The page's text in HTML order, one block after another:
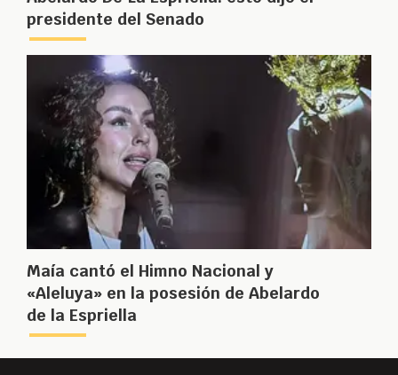
presidente del Senado
Maía cantó el Himno Nacional y
«Aleluya» en la posesión de Abelardo
de la Espriella